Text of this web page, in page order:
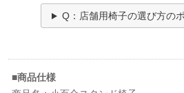
Q：店舗用椅子の選び方の
■商品仕様